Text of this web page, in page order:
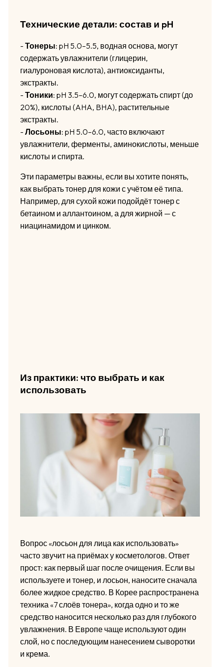
Технические детали: состав и pH
- Тонеры: pH 5.0–5.5, водная основа, могут
содержать увлажнители (глицерин,
гиалуроновая кислота), антиоксиданты,
экстракты.
- Тоники: pH 3.5–6.0, могут содержать спирт (до
20%), кислоты (AHA, BHA), растительные
экстракты.
- Лосьоны: pH 5.0–6.0, часто включают
увлажнители, ферменты, аминокислоты, меньше
кислоты и спирта.
Эти параметры важны, если вы хотите понять,
как выбрать тонер для кожи с учётом её типа.
Например, для сухой кожи подойдёт тонер с
бетаином и аллантоином, а для жирной — с
ниацинамидом и цинком.
Из практики: что выбрать и как
использовать
Вопрос «лосьон для лица как использовать»
часто звучит на приёмах у косметологов. Ответ
прост: как первый шаг после очищения. Если вы
используете и тонер, и лосьон, наносите сначала
более жидкое средство. В Корее распространена
техника «7 слоёв тонера», когда одно и то же
средство наносится несколько раз для глубокого
увлажнения. В Европе чаще используют один
слой, но с последующим нанесением сыворотки
и крема.